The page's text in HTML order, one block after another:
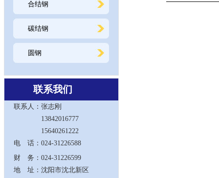
合结钢
碳结钢
圆钢
联系我们
联系人： 张志刚
13842016777
15640261222
电 话： 024-31226588
财 务： 024-31226599
地 址： 沈阳市沈北新区